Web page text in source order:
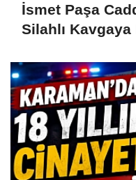
İsmet Paşa
Silahlı